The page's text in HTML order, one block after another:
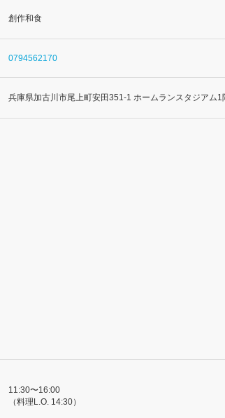
創作和食
0794562170
兵庫県加古川市尾上町安田351-1 ホームランスタジアム1
11:30〜16:00
（料理L.O. 14:30）